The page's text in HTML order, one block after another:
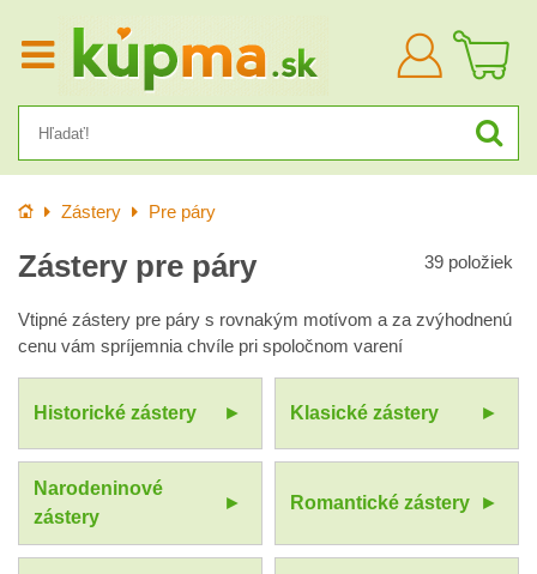
Prihlásiť
sa
Úvod Zástery Pre páry
Zástery pre páry 39 položiek
Vtipné zástery pre páry s rovnakým motívom a za zvýhodnenú
cenu vám spríjemnia chvíle pri spoločnom varení
Historické zástery Klasické zástery
Narodeninové
zástery
Romantické zástery